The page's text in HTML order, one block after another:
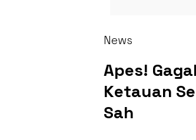
News
Apes!
Ketauan
Sah